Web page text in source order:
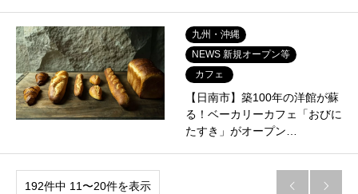
九州・沖縄
NEWS 新規オープン等
カフェ
【日南市】築100年の洋館が蘇
る！ベーカリーカフェ「おびに
たすき」がオープン…
192件中 11〜20件を表示  